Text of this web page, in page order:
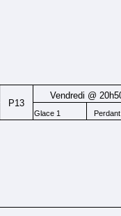
P13
Vendredi @
Glace 1